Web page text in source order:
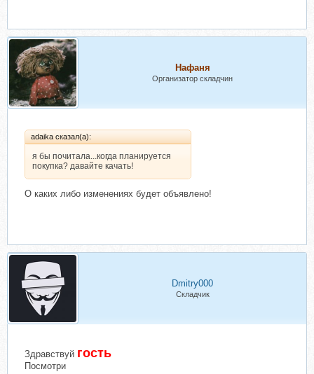
Нафаня
Организатор складчин
adaika сказал(а):
я бы почитала...когда планируется
покупка? давайте качать!
О каких либо изменениях будет объявлено!
Dmitry000
Складчик
Здравствуй гость
Посмотри